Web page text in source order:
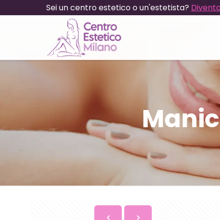
Sei un centro estetico o un'estetista?